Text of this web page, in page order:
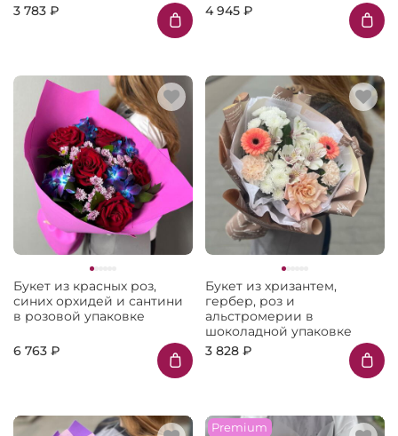
3 783 ₽
4 945 ₽
Букет из красных роз,
синих орхидей и сантини
в розовой упаковке
6 763 ₽
Букет из хризантем,
гербер, роз и
альстромерии в
шоколадной упаковке
3 828 ₽
Premium